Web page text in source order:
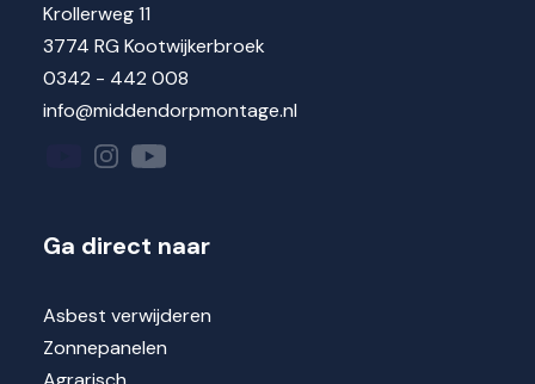
Krollerweg 11
3774 RG Kootwijkerbroek
0342 - 442 008
info@middendorpmontage.nl
Ga direct naar
Asbest verwijderen
Zonnepanelen